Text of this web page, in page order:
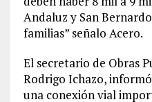
Andaluz y San
familias” señalo Acero.
El secretario de Obras
Rodrigo Ichazo,
una conexión vial